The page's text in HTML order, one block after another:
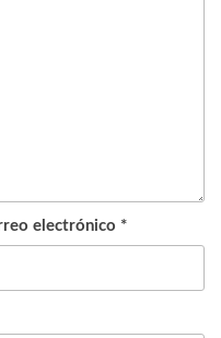
electrónico *